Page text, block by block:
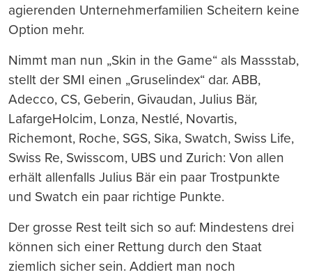
agierenden Unternehmerfamilien Scheitern keine
Option mehr.
Nimmt man nun „Skin in the Game“ als Massstab,
stellt der SMI einen „Gruselindex“ dar. ABB,
Adecco, CS, Geberin, Givaudan, Julius Bär,
LafargeHolcim, Lonza, Nestlé, Novartis,
Richemont, Roche, SGS, Sika, Swatch, Swiss Life,
Swiss Re, Swisscom, UBS und Zurich: Von allen
erhält allenfalls Julius Bär ein paar Trostpunkte
und Swatch ein paar richtige Punkte.
Der grosse Rest teilt sich so auf: Mindestens drei
können sich einer Rettung durch den Staat
ziemlich sicher sein. Addiert man noch